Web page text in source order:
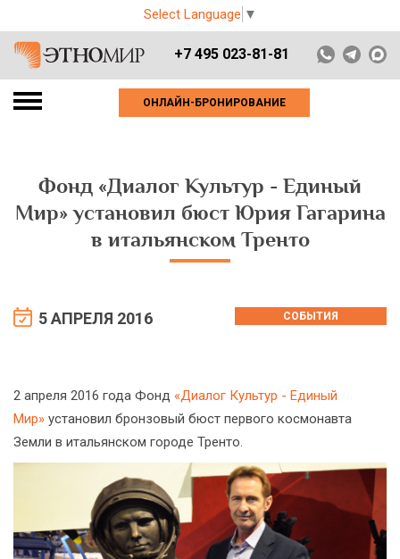
Select Language ▼
+7 495 023-81-81
ОНЛАЙН-БРОНИРОВАНИЕ
Фонд «Диалог Культур - Единый
Мир» установил бюст Юрия Гагарина
в итальянском Тренто
5 АПРЕЛЯ 2016 СОБЫТИЯ
2 апреля 2016 года Фонд «Диалог Культур - Единый
Мир» установил бронзовый бюст первого космонавта
Земли в итальянском городе Тренто.